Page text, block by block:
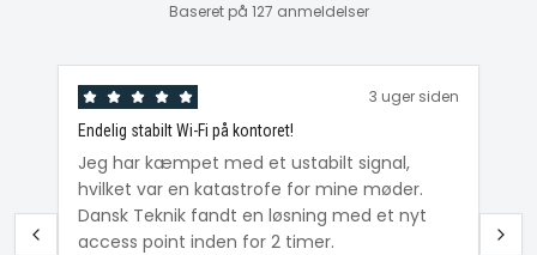
Baseret på 127 anmeldelser
3 uger siden
Endelig stabilt Wi-Fi på kontoret!
Jeg har kæmpet med et ustabilt signal,
hvilket var en katastrofe for mine møder.
Dansk Teknik fandt en løsning med et nyt
access point inden for 2 timer.